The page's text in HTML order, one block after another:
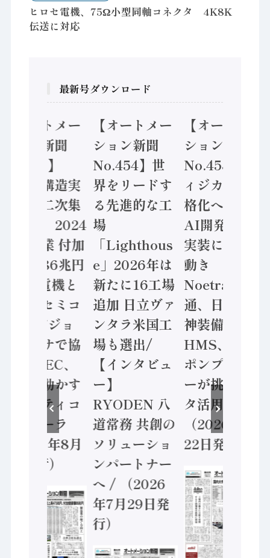
ヒロセ電機、75Ω小型同軸コネクタ 4K8K
伝送に対応
最新号ダウンロード
【オートメー
ション新聞
No.455】
「経済構造実
態調査二次集
計結果」2024
年製造業 付加
価値額86兆円
/ 三菱電機と
ソニーセミコ
ン AIビジョ
ンセンサで協
業 / IDEC、
安全に動かす
セーフティコ
ントローラ
（2026年8月
5日発行）
【オートメー
ション新聞
No.454】世
界をリードす
る先進的な工
場
「Lighthous
e」2026年は
新たに16工場
追加 日立ヴァ
ンタラ米国工
場も選出/
【インタビュ
ー】
RYODEN 八
道常務 共創の
ソリューショ
ンパートナー
へ / （2026
年7月29日発
行）
【オートメー
ション新聞
No.453】フ
ィジカルAI本
格化へ 国産
AI開発や社会
実装に活発な
動き
Noetra、富士
通、日立 / 兵
神装備 ×
HMS、老舗
ポンプメーカ
ーが挑むデー
タ活用 など
（2026年7月
22日発行）